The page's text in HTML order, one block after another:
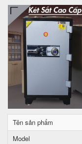
Tên sản phẩm
Model